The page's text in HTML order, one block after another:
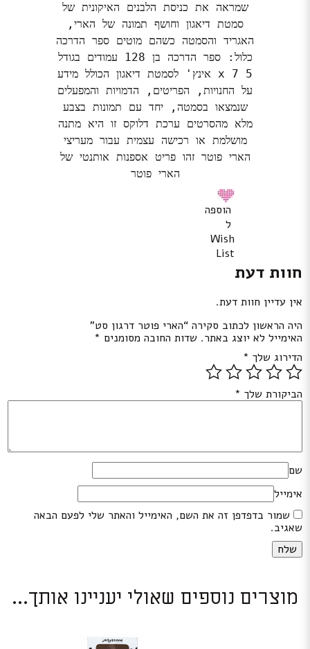
שמראה את כניסת הלבנים האיקונית של
סמטת דיאגון וחושף תמונה של הארי,
האגריד והסמטה כשהם מוטים ספר הדרכה
כלול: ספר הדרכה בן 128 עמודים בגודל
5 x 7 אינץ' לסמטת דיאגון הכולל מידע
על החנויות, הפריטים, הדמויות והמפעלים
שנמצאו בסמטה, יחד עם תמונות בצבע
מלא מהסרטים ערכת דלוקס זו היא מתנה
מושלמת או רכישה עצמית עבור מעריצי
הארי פוטר זהו פריט אספנות אותנטי של
הארי פוטר
הוספה
ל
Wish
List
חוות דעת
אין עדיין חוות דעת.
היה הראשון לכתוב סקירה “הארי פוטר דרגון סט”
האימייל לא יוצג באתר. שדות החובה מסומנים *
הדירוג שלך *
הביקורת שלך *
שם
אימייל
שמור בדפדפן זה את השם, האימייל והאתר שלי לפעם הבאה
שאגיב.
מוצרים נוספים שאולי יעניינו אותך...